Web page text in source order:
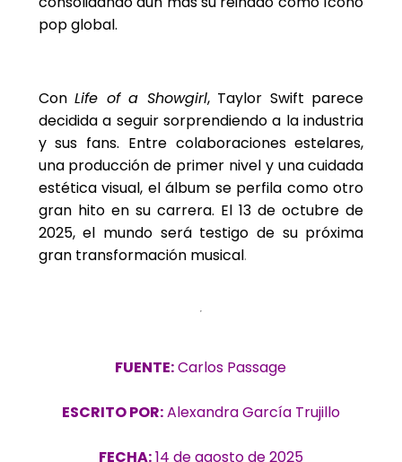
pop global.
ConLife of a Showgirl, Taylor Swift parece
decidida a seguir sorprendiendo a la industria
y sus fans. Entre colaboraciones estelares,
una producción de primer nivel y una cuidada
estética visual, el álbum se perfila como otro
gran hito en su carrera. El 13 de octubre de
2025, el mundo será testigo de su próxima
gran transformación musical.
FUENTE:Carlos Passage
ESCRITO POR:Alexandra García Trujillo
FECHA:14 de agosto de 2025